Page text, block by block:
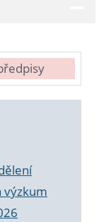
výzkum